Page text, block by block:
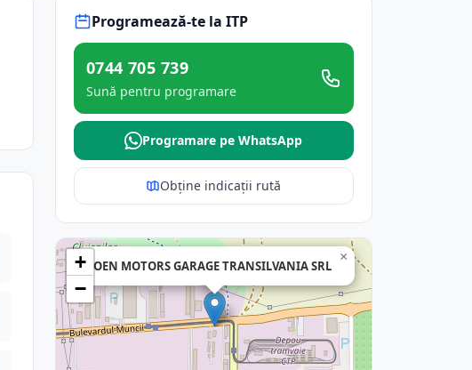
Programează-te la ITP
0744 705 739
Sună pentru programare
Programare pe WhatsApp
Obține indicații rută
OEN MOTORS GARAGE TRANSILVANIA SRL
×
+
−